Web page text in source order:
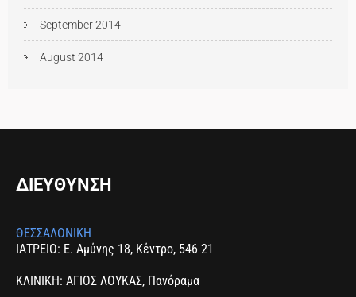
September 2014
August 2014
ΔΙΕΥΘΥΝΣΗ
ΘΕΣΣΑΛΟΝΙΚΗ
ΙΑΤΡΕΙΟ: Ε. Αμύνης 18, Κέντρο, 546 21
ΚΛΙΝΙΚΗ: ΑΓΙΟΣ ΛΟΥΚΑΣ, Πανόραμα